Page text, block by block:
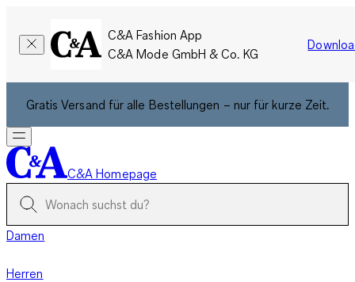
C&A Fashion App
C&A Mode GmbH & Co. KG
Gratis Versand für alle Bestellungen – nur für kurze Zeit.
C&A Homepage
Damen
Herren